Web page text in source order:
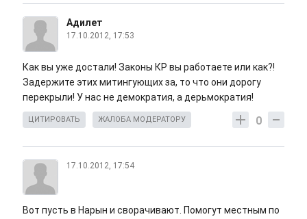
Адилет
17.10.2012, 17:53
Как вы уже достали! Законы КР вы работаете или как?!
Задержите этих митингующих за, то что они дорогу
перекрыли! У нас не демократия, а дерьмократия!
0
ЦИТИРОВАТЬ ЖАЛОБА МОДЕРАТОРУ
17.10.2012, 17:54
Вот пусть в Нарын и сворачивают. Помогут местным по